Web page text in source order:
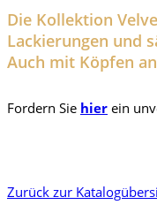
Die Kollektion
Lackierungen und
Auch mit Köpfen
Fordern Sie hier ein
Zurück zur